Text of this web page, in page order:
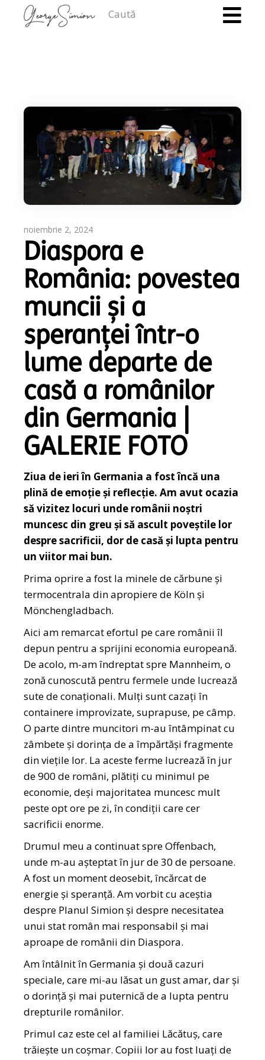
noiembrie 2, 2024
Diaspora e
România: povestea
muncii și a
speranței într-o
lume departe de
casă a românilor
din Germania |
GALERIE FOTO
Ziua de ieri în Germania a fost încă una
plină de emoție și reflecție. Am avut ocazia
să vizitez locuri unde românii noștri
muncesc din greu și să ascult poveștile lor
despre sacrificii, dor de casă și lupta pentru
un viitor mai bun.
Prima oprire a fost la minele de cărbune și
termocentrala din apropiere de Köln și
Mönchengladbach.
Aici am remarcat efortul pe care românii îl
depun pentru a sprijini economia europeană.
De acolo, m-am îndreptat spre Mannheim, o
zonă cunoscută pentru fermele unde lucrează
sute de conaționali. Mulți sunt cazați în
containere improvizate, suprapuse, pe câmp.
O parte dintre muncitori m-au întâmpinat cu
zâmbete și dorința de a împărtăși fragmente
din viețile lor. La aceste ferme lucrează în jur
de 900 de români, plătiți cu minimul pe
economie, deși majoritatea muncesc mult
peste opt ore pe zi, în condiții care cer
sacrificii enorme.
Drumul meu a continuat spre Offenbach,
unde m-au așteptat în jur de 30 de persoane.
A fost un moment deosebit, încărcat de
energie și speranță. Am vorbit cu aceștia
despre Planul Simion și despre necesitatea
unui stat român mai responsabil și mai
aproape de românii din Diaspora.
Am întâlnit în Germania și două cazuri
speciale, care mi-au lăsat un gust amar, dar și
o dorință și mai puternică de a lupta pentru
drepturile românilor.
Primul caz este cel al familiei Lăcătuș, care
trăiește un coșmar. Copiii lor au fost luați de